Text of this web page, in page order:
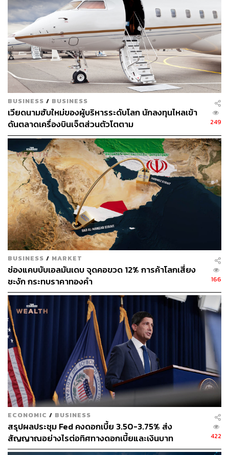
วันศุกร์ (24 มีนาคม) ว่าในขณะที่ธนาคารบางแห่งอยู่ภายใต้
ความเครียด แต่ระบบการเงินโดยรวมก็อยู่ในเกณฑ์ดี
ยิ่งไปกว่านั้น ความทุกข์ยากด้านการธนาคารได้กระตุ้นให้ผู้
ค้าตราสารหนี้เปลี่ยนเป้าความคาดหวังสำหรับนโยบายการ
เงิน โดยใหญ่เห็นตรงกันว่า ธนาคารกลางสหรัฐฯ (Fed) น่า
จะขึ้นอัตราดอกเบี้ยอีกครั้งในเดือนพฤษภาคม และการ
เปลี่ยนแปลงครั้งต่อไปของเจ้าหน้าที่ Fed น่าจะปรับลดอัตรา
ดอกเบี้ยอย่างเร็วที่สุดในเดือนมิถุนายน อีกทั้ง เทรดเดอร์ยัง
คาดการณ์อีกว่าอัตราดอกเบี้ยจะเพิ่มขึ้นสำหรับธนาคาร
กลางยุโรปและธนาคารกลางอังกฤษ
Jack McIntyre ผู้จัดการพอร์ตโฟลิโอของ Brandywine
Global Investment Management เตือนว่า เศรษฐกิจโลกอาจ
เสียกระบวนหรือพังทลายลงได้ หากธนาคารกลางเข้มงวด
มากเกินไป
ขณะเดียวกัน รายงานในสัปดาห์นี้อาจแสดงมาตรวัดที่สำคัญ
ของอัตราเงินเฟ้อของสหรัฐฯ ที่ยังคงสูงอย่างดื้อรั้น พร้อมคำ
เตือนให้นักลงทุนตระหนักว่าธนาคารกลางต้องก้าวเดินต่อไป
เพื่อรักษาเสถียรภาพทั้งด้านราคาและการเงิน
เมื่อเทียบกับแนวโน้มนโยบายที่คลุมเครือนั้น การวัดความ
ผันผวนของพันธบัตรรัฐบาลระยะสั้นนั้นใกล้เคียงกับระดับ
สูงสุดนับตั้งแต่ปี 2008 อัตราผลตอบแทนพันธบัตรอายุ 2 ปี
แตะ 3.55% ในวันศุกร์ (24 ธันวาคม) ซึ่งต่ำที่สุดนับตั้งแต่
เดือนกันยายน เนื่องจากนักลงทุนต่างมองเห็นแนวโน้มของ
การปรับขึ้นอัตราดอกเบี้ยที่ลดลง
Ed Al-Hussainy นักยุทธศาสตร์ด้านอัตราดอกเบี้ยของ
Columbia Threadneedle Investments คาดการณ์ว่าจะมี
การปรับตัวขึ้นของตราสารหนี้เนื่องจากการคุมเข้มของ Fed
ทำให้เศรษฐกิจชะลอตัว แต่ความผันผวนและความเร็วของ
การเคลื่อนไหวยังคงตอกย้ำความเปราะบางของตลาด
อ้างอิง:
https://www.bloomberg.com/news/articles/2023-03-2
BUSINESS / BUSINESS
เวียดนามฮับใหม่ของผู้บริหารระดับโลก นักลงทุนไหลเข้า
ดันตลาดเครื่องบินเจ็ตส่วนตัวโตตาม
249
BUSINESS / MARKET
ช่องแคบบับเอลมันเดบ จุดคอขวด 12% การค้าโลกเสี่ยง
ชะงัก กระทบราคาทองคำ
166
ECONOMIC / BUSINESS
สรุปผลประชุม Fed คงดอกเบี้ย 3.50-3.75% ส่ง
สัญญาณอย่างไรต่อทิศทางดอกเบี้ยและเงินบาท
422